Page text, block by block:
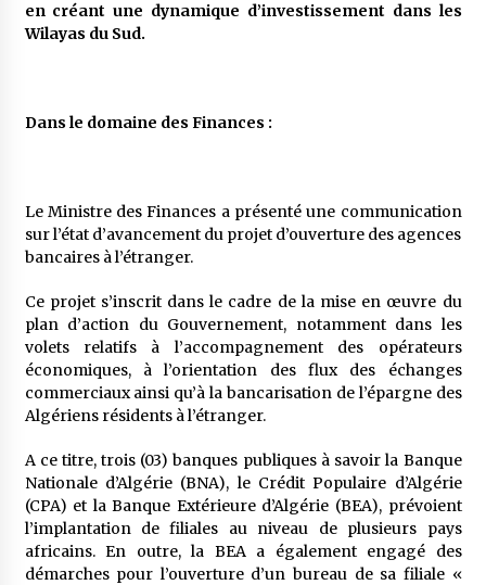
en créant une dynamique d’investissement dans les
Wilayas du Sud.
Dans le domaine des Finances :
Le Ministre des Finances a présenté une communication
sur l’état d’avancement du projet d’ouverture des agences
bancaires à l’étranger.
Ce projet s’inscrit dans le cadre de la mise en œuvre du
plan d’action du Gouvernement, notamment dans les
volets relatifs à l’accompagnement des opérateurs
économiques, à l’orientation des flux des échanges
commerciaux ainsi qu’à la bancarisation de l’épargne des
Algériens résidents à l’étranger.
A ce titre, trois (03) banques publiques à savoir la Banque
Nationale d’Algérie (BNA), le Crédit Populaire d’Algérie
(CPA) et la Banque Extérieure d’Algérie (BEA), prévoient
l’implantation de filiales au niveau de plusieurs pays
africains. En outre, la BEA a également engagé des
démarches pour l’ouverture d’un bureau de sa filiale «